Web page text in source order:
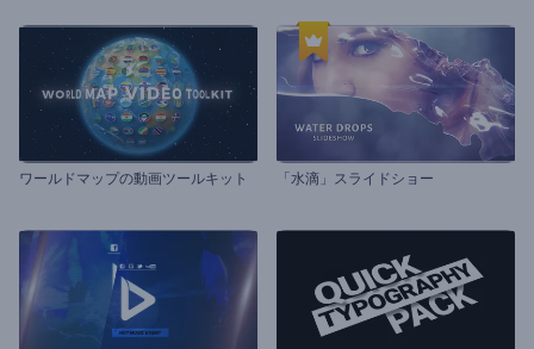
ワールドマップの動画ツールキット 「水滴」スライドショー